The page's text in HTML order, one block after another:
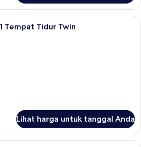
Kamar Single Standar, 1 Tempat
Tempat Tidur Twin
Lihat harga untuk tanggal Anda
Kamar Triple Standar, 3 Tempat